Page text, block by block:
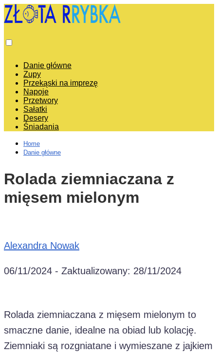
Danie główne
Zupy
Przekąski na imprezę
Napoje
Przetwory
Sałatki
Desery
Śniadania
Home
Danie główne
Rolada ziemniaczana z
mięsem mielonym
Alexandra Nowak
06/11/2024 - Zaktualizowany: 28/11/2024
Rolada ziemniaczana z mięsem mielonym to
smaczne danie, idealne na obiad lub kolację.
Ziemniaki są rozgniatane i wymieszane z jajkiem